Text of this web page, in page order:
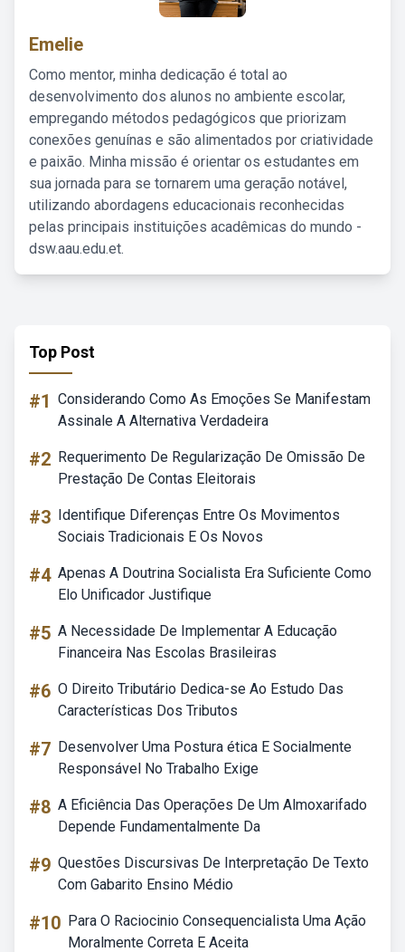
Emelie
Como mentor, minha dedicação é total ao
desenvolvimento dos alunos no ambiente escolar,
empregando métodos pedagógicos que priorizam
conexões genuínas e são alimentados por criatividade
e paixão. Minha missão é orientar os estudantes em
sua jornada para se tornarem uma geração notável,
utilizando abordagens educacionais reconhecidas
pelas principais instituições acadêmicas do mundo -
dsw.aau.edu.et.
Top Post
#1 Considerando Como As Emoções Se Manifestam
Assinale A Alternativa Verdadeira
#2 Requerimento De Regularização De Omissão De
Prestação De Contas Eleitorais
#3 Identifique Diferenças Entre Os Movimentos
Sociais Tradicionais E Os Novos
#4 Apenas A Doutrina Socialista Era Suficiente Como
Elo Unificador Justifique
#5 A Necessidade De Implementar A Educação
Financeira Nas Escolas Brasileiras
#6 O Direito Tributário Dedica-se Ao Estudo Das
Características Dos Tributos
#7 Desenvolver Uma Postura ética E Socialmente
Responsável No Trabalho Exige
#8 A Eficiência Das Operações De Um Almoxarifado
Depende Fundamentalmente Da
#9 Questões Discursivas De Interpretação De Texto
Com Gabarito Ensino Médio
#10 Para O Raciocinio Consequencialista Uma Ação
Moralmente Correta E Aceita